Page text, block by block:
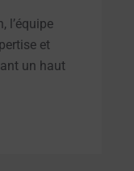
l’équipe
et
un haut